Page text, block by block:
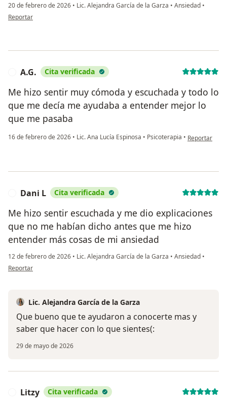
20 de febrero de 2026 • Lic. Alejandra García de la Garza • Ansiedad •
en opinión del usuario RC
Reportar
A.G. Cita verificada
Me hizo sentir muy cómoda y escuchada y todo lo
que me decía me ayudaba a entender mejor lo
que me pasaba
16 de febrero de 2026 • Lic. Ana Lucía Espinosa • Psicoterapia • en opinión
Reportar
Dani L Cita verificada
Me hizo sentir escuchada y me dio explicaciones
que no me habían dicho antes que me hizo
entender más cosas de mi ansiedad
12 de febrero de 2026 • Lic. Alejandra García de la Garza • Ansiedad •
en opinión del usuario Dani L
Reportar
Lic. Alejandra García de la Garza
Que bueno que te ayudaron a conocerte mas y
saber que hacer con lo que sientes(:
29 de mayo de 2026
Litzy Cita verificada